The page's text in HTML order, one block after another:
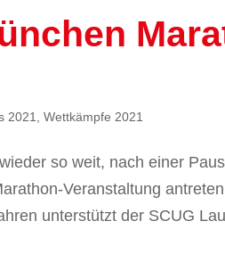
2021,Wettkämpfe 2021
so weit, nach einer
Veranstaltung
unterstützt der SCUG